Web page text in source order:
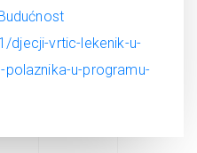
djecji-vrtic-lekenik-u-
u-programu-